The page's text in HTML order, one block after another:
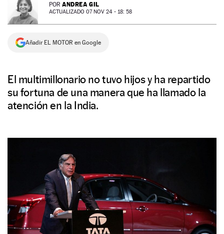
NEWSLETTER
SÍGUENOS
POR ANDREA GIL
ACTUALIZADO 07 NOV 24 - 18: 58
Añadir EL MOTOR en Google
El multimillonario no tuvo hijos y ha repartido
su fortuna de una manera que ha llamado la
atención en la India.